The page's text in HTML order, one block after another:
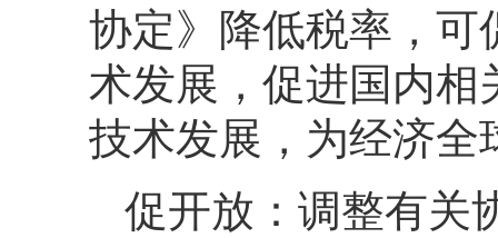
协定》降低税率，可
术发展，促进国内相
技术发展，为经济全
促开放：调整有关